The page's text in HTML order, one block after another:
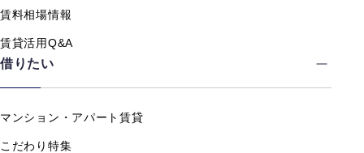
賃料相場情報
賃貸活用Q&A
借りたい
マンション・アパート賃貸
こだわり特集